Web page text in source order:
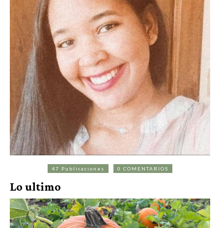
47 Publicaciones 0 COMENTARIOS
Lo ultimo